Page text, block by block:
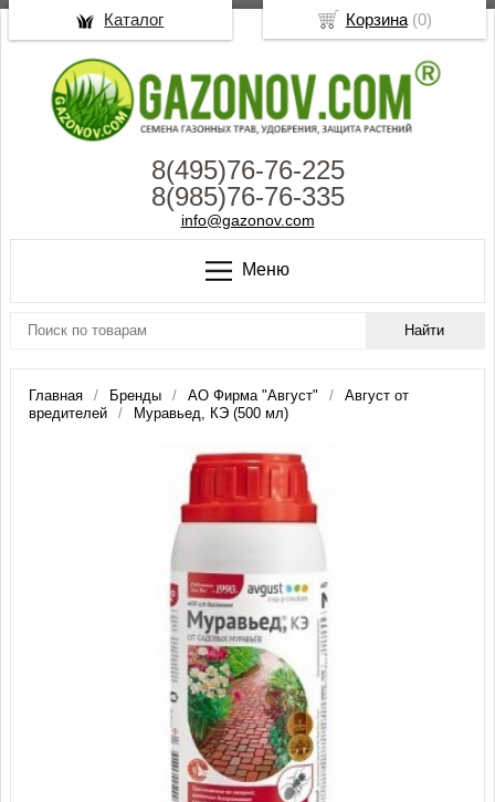
8(495)76-76-225
8(985)76-76-335
info@gazonov.com
Меню
Главная Бренды АО Фирма "Август"
Август от
вредителей
Муравьед, КЭ (500 мл)
Корзина(0)
Каталог